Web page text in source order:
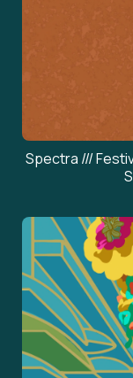
Spectra ///